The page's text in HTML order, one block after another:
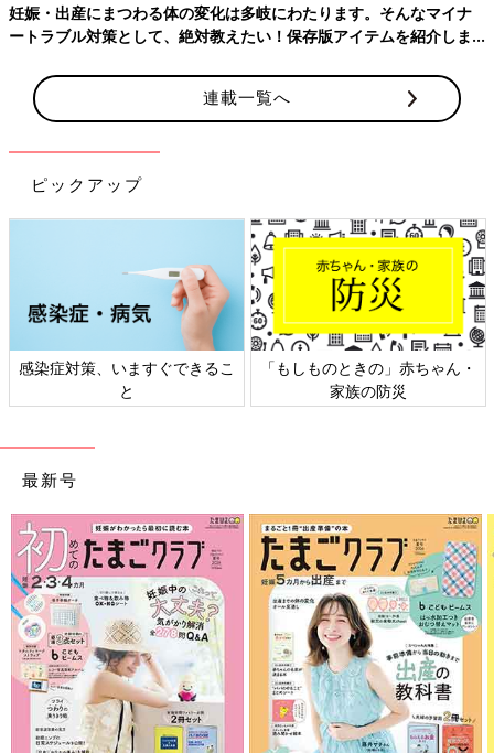
い・当てはまるものはない 32名
期間：2021年 4月12日～ 4月14日
13,515人が選んだ「理想のパパランキン
の杉浦太陽さんが第1位に輝きました。2位はつ
るの剛士さん、3位はNON STYLE石田明さんが
ランクイン。昨年パパになったミュージシャン
のDAIGOさんが4位、声優の花江夏樹さんが9位
に初登場しました。 また、今年新設した【アニ
メ・漫画部門】では、『クレヨンしんちゃん』
より、野原ひろしさんが1位に選ばれました。
妊娠・出産にまつわる体の変化は多岐にわたります。そんなマイナ
ートラブル対策として、絶対教えたい！保存版アイテムを紹介しま
連載一覧へ
ピックアップ
感染症対策、いますぐできるこ
と
「もしものときの」赤ちゃん・
家族の防災
最新号